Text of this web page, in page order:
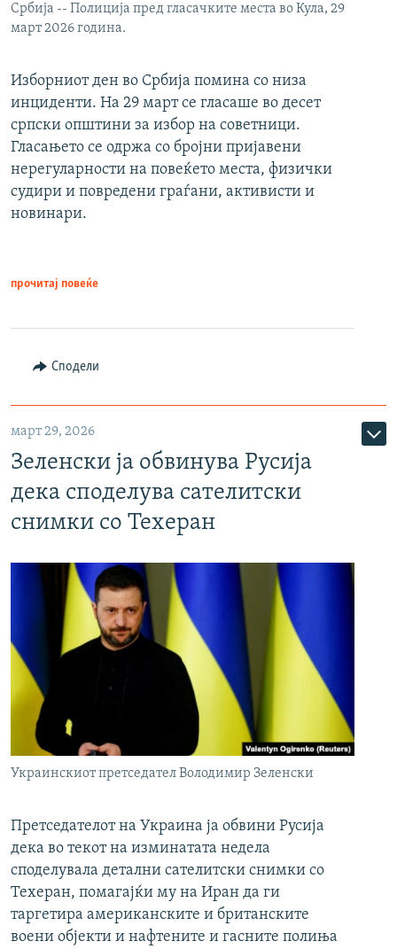
Србија -- Полиција пред гласачките места во Кула, 29
март 2026 година.
Изборниот ден во Србија помина со низа
инциденти. На 29 март се гласаше во десет
српски општини за избор на советници.
Гласањето се одржа со бројни пријавени
нерегуларности на повеќето места, физички
судири и повредени граѓани, активисти и
новинари.
прочитај повеќе
Сподели
март 29, 2026
Зеленски ја обвинува Русија
дека споделува сателитски
снимки со Техеран
Украинскиот претседател Володимир Зеленски
Претседателот на Украина ја обвини Русија
дека во текот на изминатата недела
споделувала детални сателитски снимки со
Техеран, помагајќи му на Иран да ги
таргетира американските и британските
воени објекти и нафтените и гасните полиња